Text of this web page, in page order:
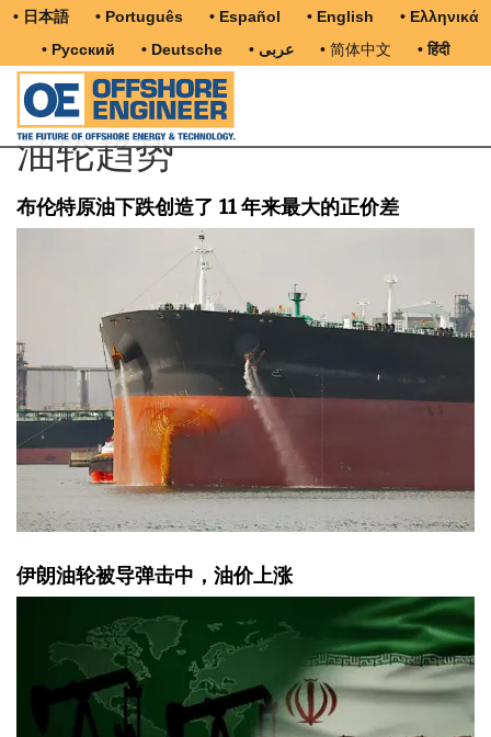
• 日本語 • Português • Español • English
• Ελληνικά
• Русский
• Deutsche • عربى • 简体中文 • हिंदी
油轮趋势
布伦特原油下跌创造了 11 年来最大的正价差
伊朗油轮被导弹击中，油价上涨